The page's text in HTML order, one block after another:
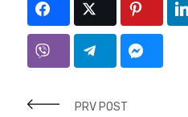
PRV POST